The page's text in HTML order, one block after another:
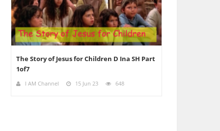
The Story of Jesus for Children D Ina SH Part
1of7
I AM Channel 15 Jun 23 648